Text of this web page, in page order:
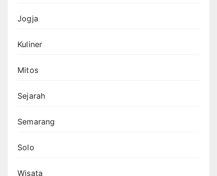
Jogja
Kuliner
Mitos
Sejarah
Semarang
Solo
Wisata